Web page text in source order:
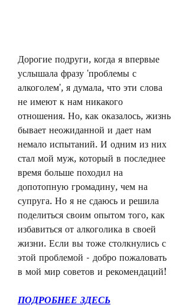
Дорогие подруги, когда я впервые
услышала фразу 'проблемы с
алкоголем', я думала, что эти слова
не имеют к нам никакого
отношения. Но, как оказалось, жизнь
бывает неожиданной и дает нам
немало испытаний. И одним из них
стал мой муж, который в последнее
время больше походил на
допотопную громадину, чем на
супруга. Но я не сдаюсь и решила
поделиться своим опытом того, как
избавиться от алкоголика в своей
жизни. Если вы тоже столкнулись с
этой проблемой - добро пожаловать
в мой мир советов и рекомендаций!
ПОДРОБНЕЕ ЗДЕСЬ